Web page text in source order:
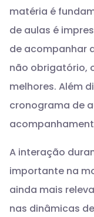
matéria é
de aulas é
de acompanhar
não obrigatório,
melhores. Além
cronograma de
A interação
importante na
ainda mais
nas dinâmicas